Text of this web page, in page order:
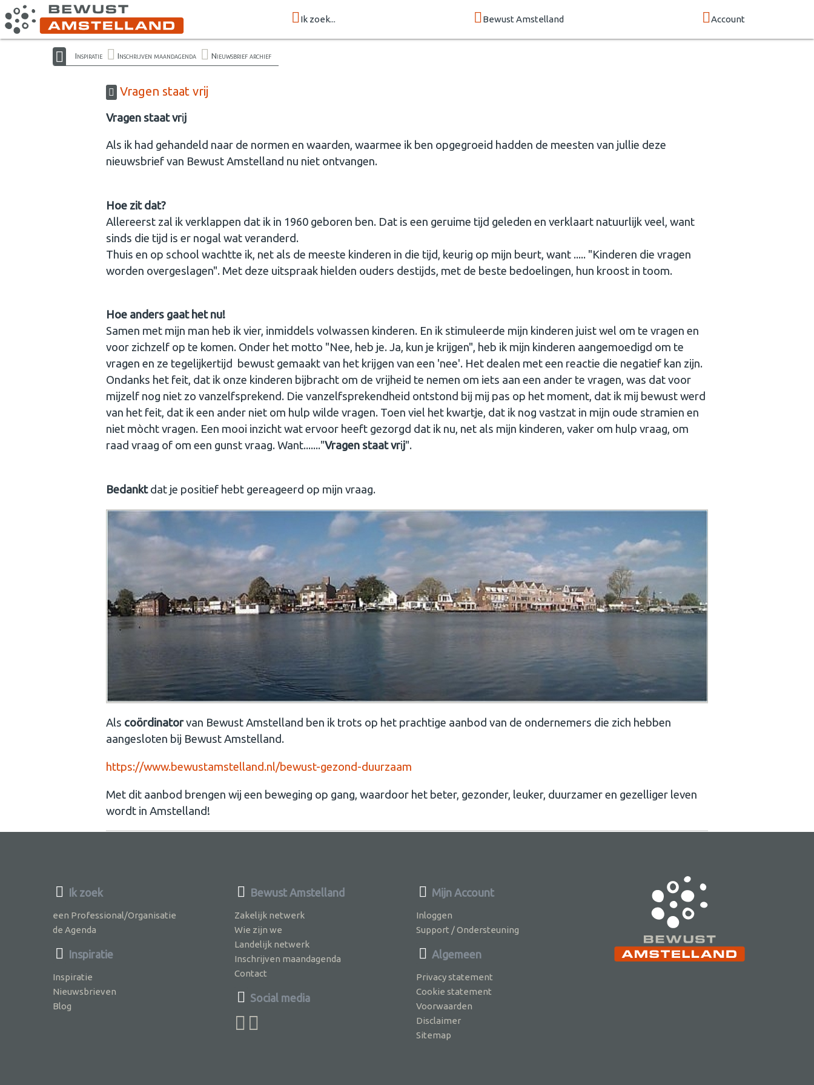
Ik zoek... Bewust Amstelland Account
Inspiratie Inschrijven maandagenda Nieuwsbrief archief
Vragen staat vrij
Vragen staat vrij
Als ik had gehandeld naar de normen en waarden, waarmee ik ben opgegroeid hadden de meesten van jullie deze
nieuwsbrief van Bewust Amstelland nu niet ontvangen.
Hoe zit dat?
Allereerst zal ik verklappen dat ik in 1960 geboren ben. Dat is een geruime tijd geleden en verklaart natuurlijk veel, want
sinds die tijd is er nogal wat veranderd.
Thuis en op school wachtte ik, net als de meeste kinderen in die tijd, keurig op mijn beurt, want ..... "Kinderen die vragen
worden overgeslagen". Met deze uitspraak hielden ouders destijds, met de beste bedoelingen, hun kroost in toom.
Hoe anders gaat het nu!
Samen met mijn man heb ik vier, inmiddels volwassen kinderen. En ik stimuleerde mijn kinderen juist wel om te vragen en
voor zichzelf op te komen. Onder het motto "Nee, heb je. Ja, kun je krijgen", heb ik mijn kinderen aangemoedigd om te
vragen en ze tegelijkertijd bewust gemaakt van het krijgen van een 'nee'. Het dealen met een reactie die negatief kan zijn.
Ondanks het feit, dat ik onze kinderen bijbracht om de vrijheid te nemen om iets aan een ander te vragen, was dat voor
mijzelf nog niet zo vanzelfsprekend. Die vanzelfsprekendheid ontstond bij mij pas op het moment, dat ik mij bewust werd
van het feit, dat ik een ander niet om hulp wilde vragen. Toen viel het kwartje, dat ik nog vastzat in mijn oude stramien en
niet mòcht vragen. Een mooi inzicht wat ervoor heeft gezorgd dat ik nu, net als mijn kinderen, vaker om hulp vraag, om
raad vraag of om een gunst vraag. Want......."Vragen staat vrij".
Bedanktdat je positief hebt gereageerd op mijn vraag.
Als coördinatorvan Bewust Amstelland ben ik trots op het prachtige aanbod van de ondernemers die zich hebben
aangesloten bij Bewust Amstelland.
https://www.bewustamstelland.nl/bewust-gezond-duurzaam
Met dit aanbod brengen wij een beweging op gang, waardoor het beter, gezonder, leuker, duurzamer en gezelliger leven
wordt in Amstelland!
Ik zoek
een Professional/Organisatie
de Agenda
Inspiratie
Inspiratie
Nieuwsbrieven
Blog
Bewust Amstelland
Zakelijk netwerk
Wie zijn we
Landelijk netwerk
Inschrijven maandagenda
Contact
Social media
Mijn Account
Inloggen
Support / Ondersteuning
Algemeen
Privacy statement
Cookie statement
Voorwaarden
Disclaimer
Sitemap